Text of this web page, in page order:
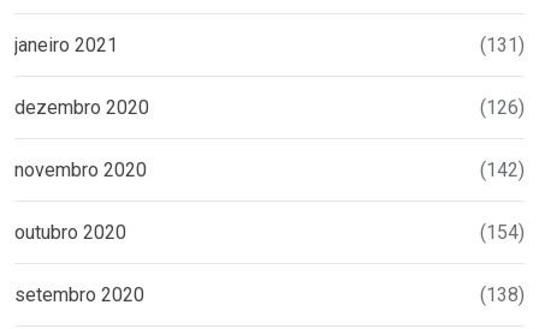
janeiro 2021 (131)
dezembro 2020 (126)
novembro 2020 (142)
outubro 2020 (154)
setembro 2020 (138)